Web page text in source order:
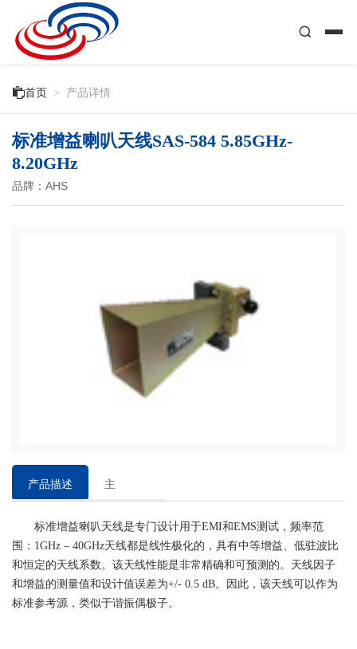
首页 > 产品详情
标准增益喇叭天线SAS-584 5.85GHz-
8.20GHz
品牌：AHS
产品描述
主
特
点
标准增益喇叭天线是专门设计用于EMI和EMS测试，频率范
围：1GHz – 40GHz天线都是线性极化的，具有中等增益、低驻波比
和恒定的天线系数。该天线性能是非常精确和可预测的。天线因子
和增益的测量值和设计值误差为+/- 0.5 dB。因此，该天线可以作为
标准参考源，类似于谐振偶极子。